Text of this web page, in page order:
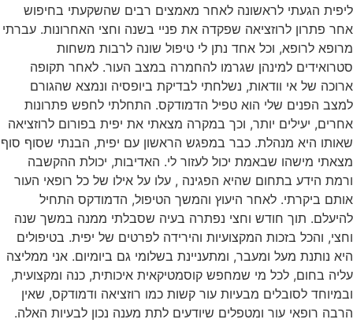
ליפית הגעתי לראשונה לאחר מאמצים רבים שהשקעתי בחיפוש
אחר פתרון לרוזציאה שפקדה את פניי בשנה וחצי האחרונות. עברתי
מרופא לרופא, וכל אחד נתן לי טיפול שונה לרבות משחות
סטרואידים למינהן שגרמו להחמרה במצב העור. לאחר תקופה
ארוכה של אי וודאות, נשלחתי לבדיקת ביופסיה ונמצא שהגורם
למצב הפנים שלי הוא טפיל הדמודקס. התחלתי לחפש פתרונות
אחרים, יעילים יותר, וכך במקרה מצאתי את יפית בפורום לרוזציאה
שאותו היא מנהלת. כבר במפגש הראשון עם יפית, הבנתי שסוף סוף
מצאתי מישהו שבאמת יכול לעזור לי. האדיבות, יכולת ההקשבה
ורמת הידע בתחום שהיא הפגינה , עלו על אילו של כל רופאי העור
אותם ביקרתי. לאחר היעוץ והמשך הטיפול, הדמודקס התחיל
להיעלם. תוך חודש וחצי נפתרה בעיה שסבלתי ממנה במשך שנה
וחצי, והכל בזכות המקצועיות והירידה לפרטים של יפית. בטיפולים
היא נותנת מעל ומעבר, ומתעניינת בשלומי גם ביומיום. אני ממליצה
עליה בחום, לכל מי שמחפש קוסמטיקאית איכותית, כנה ומקצועית,
ובמיוחד לסובלים מבעיות עור קשות כמו רוזציאה ודמודקס, שאין
הרבה רופאי עור ומטפלים שיודעים לתת מענה נכון לבעיות האלה.